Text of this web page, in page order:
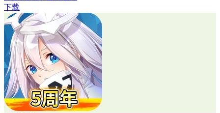
下载